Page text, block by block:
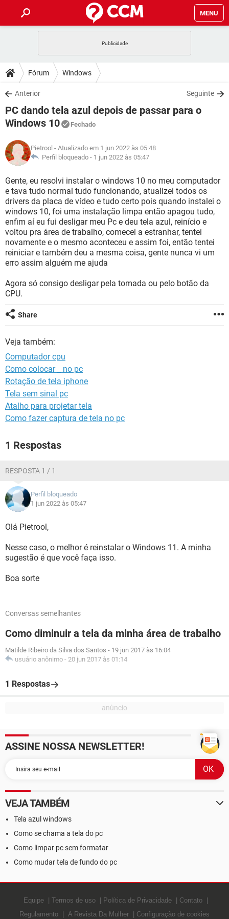
MENU
CELULAR
OUTLOOK
INSTAGRAM GMAIL
GUIA DE COMPRAS
DICAS
JOGOS
OUTLOOK
GUIA DE COMPRAS
DOWNLOADS
JOGOS WHATSAPP
CELULAR
OUTLOOK EXCEL
INSTAGRAM
GUIA DE COMPRAS
FÓRUM
CELULAR FACEBOOK
INSTAGRAM GMAIL
GUIA DE COMPRAS
GLOSSÁRIO
JOGOS
CELULAR FACEBOOK
OUTLOOK EXCEL
INSTAGRAM GMAIL
GUIA DE COMPRAS
Fórum Windows
Anterior Seguinte
PC dando tela azul depois de passar para o
Windows 10
Fechado
Pietrool - Atualizado em 1 jun 2022 às 05:48
Perfil bloqueado - 1 jun 2022 às 05:47
Gente, eu resolvi instalar o windows 10 no meu computador
e tava tudo normal tudo funcionando, atualizei todos os
drivers da placa de vídeo e tudo certo pois quando instalei o
windows 10, foi uma instalação limpa então apagou tudo,
enfim aí eu fui desligar meu Pc e deu tela azul, reinício e
voltou pra área de trabalho, comecei a estranhar, tentei
novamente e o mesmo aconteceu e assim foi, então tentei
reiniciar e também deu a mesma coisa, gente nunca vi um
erro assim alguém me ajuda
Agora só consigo desligar pela tomada ou pelo botão da
CPU.
Share
Veja também:
Computador cpu
Como colocar _ no pc
Rotação de tela iphone
Tela sem sinal pc
Atalho para projetar tela
Como fazer captura de tela no pc
1 Respostas
RESPOSTA 1 / 1
Perfil bloqueado
1 jun 2022 às 05:47
Olá Pietrool,
Nesse caso, o melhor é reinstalar o Windows 11. A minha
sugestão é que você faça isso.
Boa sorte
Conversas semelhantes
Como diminuir a tela da minha área de trabalho
Matilde Ribeiro da Silva dos Santos - 19 jun 2017 às 16:04
usuário anônimo - 20 jun 2017 às 01:14
1 Respostas
ASSINE NOSSA NEWSLETTER!
VEJA TAMBÉM
Tela azul windows
Como se chama a tela do pc
Como limpar pc sem formatar
Como mudar tela de fundo do pc
Equipe Termos de uso Política de Privacidade
Contato
Regulamento
A Revista Da Mulher Configuração de cookies